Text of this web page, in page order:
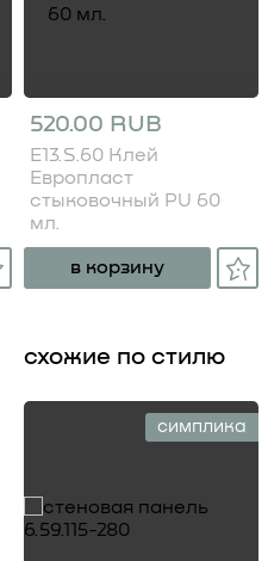
520.00 RUB
E13.S.60 Клей
Европласт
стыковочный PU 60
мл.
в корзину
схожие по стилю
симплика